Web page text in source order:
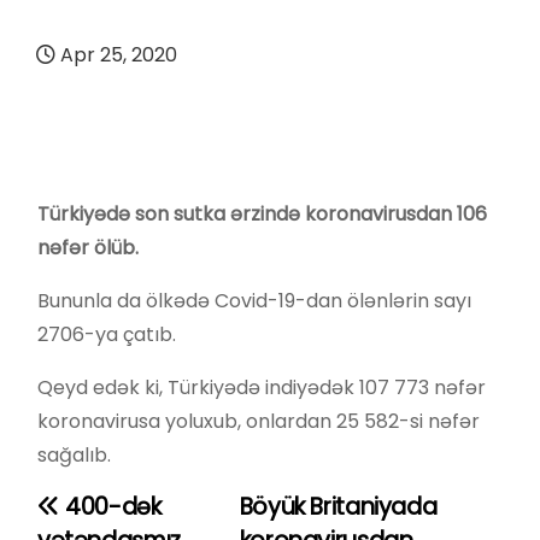
Apr 25, 2020
Türkiyədə son sutka ərzində koronavirusdan 106
nəfər ölüb.
Bununla da ölkədə Covid-19-dan ölənlərin sayı
2706-ya çatıb.
Qeyd edək ki, Türkiyədə indiyədək 107 773 nəfər
koronavirusa yoluxub, onlardan 25 582-si nəfər
sağalıb.
Y
Böyük Britaniyada
400-dək